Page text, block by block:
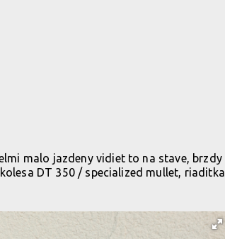
malo jazdeny vidiet to na stave, brzdy
DT 350 / specialized mullet, riaditka